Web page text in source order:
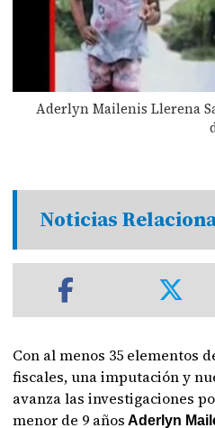
Aderlyn Mailenis Llerena
Noticias
Con al menos 35 elementos
fiscales, una imputación y
avanza las investigaciones
menor de 9 años Aderlyn